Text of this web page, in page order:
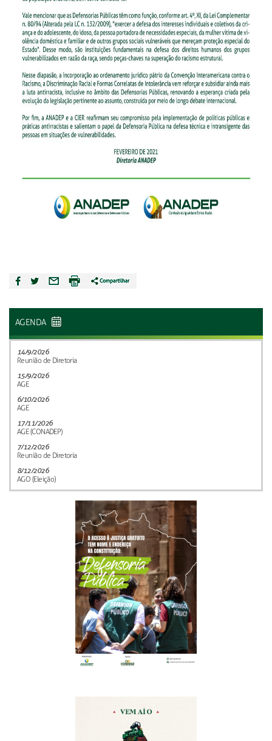
AGENDA
14/9/2026
Reunião de Diretoria
15/9/2026
AGE
6/10/2026
AGE
17/11/2026
AGE (CONADEP)
7/12/2026
Reunião de Diretoria
8/12/2026
AGO (Eleição)